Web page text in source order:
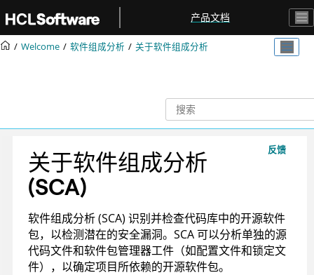
产品文档
Welcome 软件组成分析 关于软件组成分析
反馈
关于软件组成分析
(SCA)
软件组成分析 (SCA) 识别并检查代码库中的开源软件
包，以检测潜在的安全漏洞。SCA 可以分析单独的源
代码文件和软件包管理器工件（如配置文件和锁定文
件），以确定项目所依赖的开源软件包。